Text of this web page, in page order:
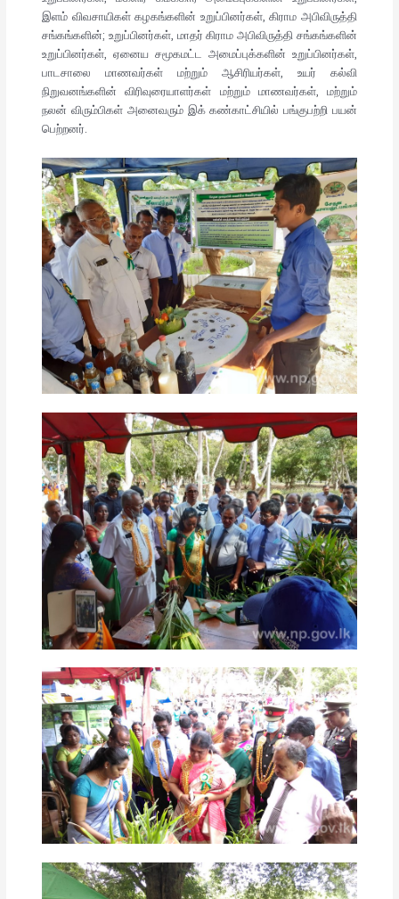
இளம் விவசாயிகள் கழகங்களின் உறுப்பினர்கள், கிராம அபிவிருத்தி
சங்கங்களின்; உறுப்பினர்கள், மாதர் கிராம அபிவிருத்தி சங்கங்களின்
உறுப்பினர்கள், ஏனைய சமூகமட்ட அமைப்புக்களின் உறுப்பினர்கள்,
பாடசாலை மாணவர்கள் மற்றும் ஆசிரியர்கள், உயர் கல்வி
நிறுவனங்களின் விரிவுரையாளர்கள் மற்றும் மாணவர்கள், மற்றும்
நலன் விரும்பிகள் அனைவரும் இக் கண்காட்சியில் பங்குபற்றி பயன்
பெற்றனர்.